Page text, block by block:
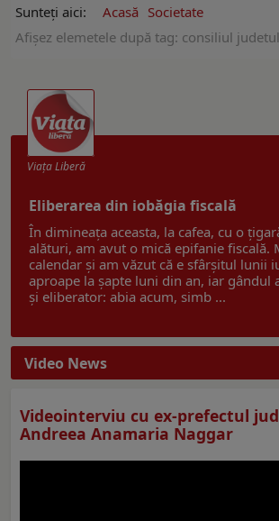
Sunteți aici: Acasă Societate
Afişez elemetele după tag: consiliul
Viaţa Liberă
Eliberarea din iobăgia fiscală
În dimineața aceasta, la cafea, cu o
alături, am avut o mică epifanie fiscală.
calendar și am văzut că e sfârșitul lunii
aproape la șapte luni din an, iar gândul
și eliberator: abia acum, simb ...
Video News
Videointerviu cu ex-prefectul
Andreea Anamaria Naggar